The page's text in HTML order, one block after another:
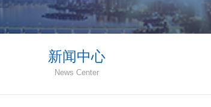
新闻中心
News Center